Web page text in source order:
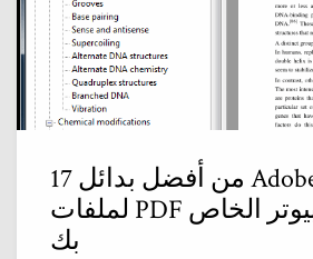
17 من أفضل بدائل Adobe Acrobat
لملفات PDF لجهاز الكمبيوتر الخاص
بك